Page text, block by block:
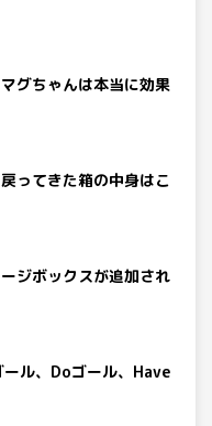
グちゃんは本当に効果
ってきた箱の中身はこ
ジボックスが追加され
ル、Doゴール、Have